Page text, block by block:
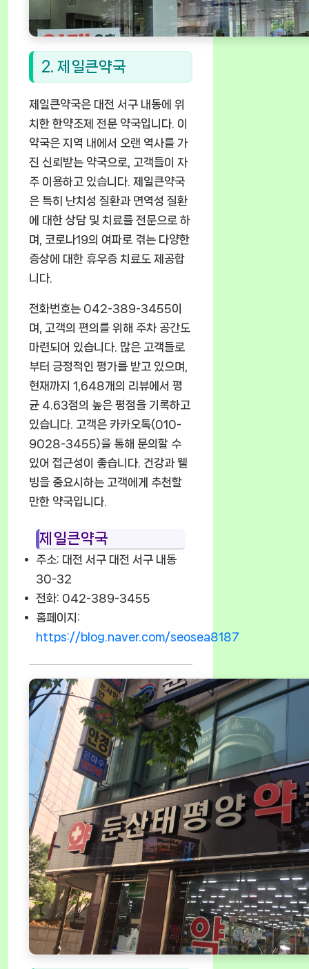
2. 제일큰약국
제일큰약국은 대전 서구 내동에 위
치한 한약조제 전문 약국입니다. 이
약국은 지역 내에서 오랜 역사를 가
진 신뢰받는 약국으로, 고객들이 자
주 이용하고 있습니다. 제일큰약국
은 특히 난치성 질환과 면역성 질환
에 대한 상담 및 치료를 전문으로 하
며, 코로나19의 여파로 겪는 다양한
증상에 대한 휴우증 치료도 제공합
니다.
전화번호는 042-389-3455이
며, 고객의 편의를 위해 주차 공간도
마련되어 있습니다. 많은 고객들로
부터 긍정적인 평가를 받고 있으며,
현재까지 1,648개의 리뷰에서 평
균 4.63점의 높은 평점을 기록하고
있습니다. 고객은 카카오톡(010-
9028-3455)을 통해 문의할 수
있어 접근성이 좋습니다. 건강과 웰
빙을 중요시하는 고객에게 추천할
만한 약국입니다.
제일큰약국
주소: 대전 서구 대전 서구 내동
30-32
전화: 042-389-3455
홈페이지:
https://blog.naver.com/seosea8187